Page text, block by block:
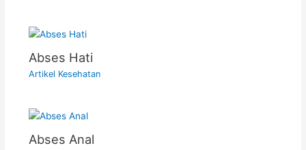
Abses Hati
Artikel Kesehatan
Abses Anal